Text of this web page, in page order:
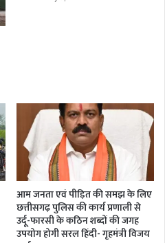
आम जनता एवं पीड़ित की समझ के लिए
छत्तीसगढ़ पुलिस की कार्य प्रणाली से
उर्दू-फारसी के कठिन शब्दों की जगह
उपयोग होगी सरल हिंदी- गृहमंत्री विजय